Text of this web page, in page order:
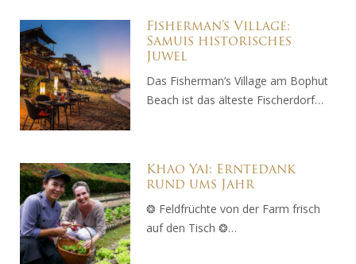
Fisherman’s Village:
Samuis historisches
Juwel
Das Fisherman’s Village am Bophut
Beach ist das älteste Fischerdorf…
Khao Yai: Erntedank
rund ums Jahr
❂ Feldfrüchte von der Farm frisch
auf den Tisch ❂…